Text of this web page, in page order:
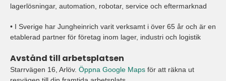
lagerlösningar, automation, robotar, service och eftermarknad
• I Sverige har Jungheinrich varit verksamt i över 65 år och är en
etablerad partner för företag inom lager, industri och logistik
Avstånd till arbetsplatsen
Starrvägen 16, Arlöv. Öppna Google Maps för att räkna ut